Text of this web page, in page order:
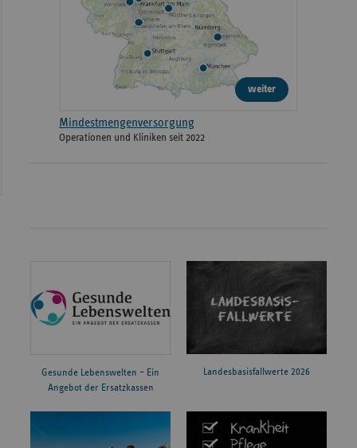
weiter
Mindestmengenversorgung
Operationen und Kliniken seit 2022
Gesunde Lebenswelten – Ein
Angebot der Ersatzkassen
Landesbasisfallwerte 2026